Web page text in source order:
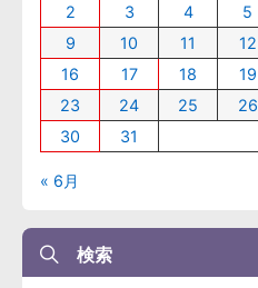
2
3 4 5
9
10 11 12
16
17 18 19
23
24 25 26
30
31
« 6月
検索